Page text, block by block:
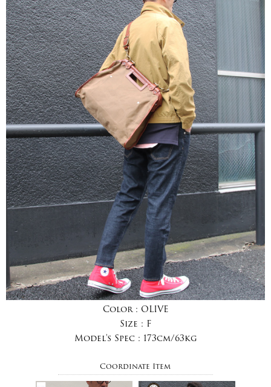
Color : OLIVE
Size : F
Model's Spec : 173cm/63kg
Coordinate Item